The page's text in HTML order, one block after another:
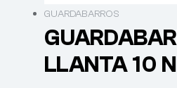
GUARDABARROS
LLANTA 10